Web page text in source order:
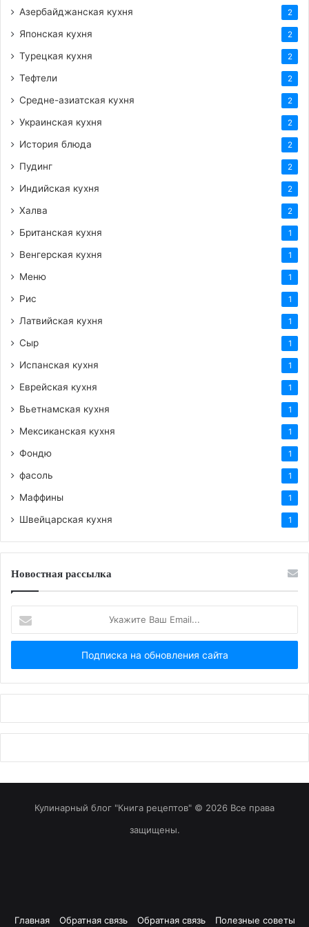
Азербайджанская кухня 2
Японская кухня 2
Турецкая кухня 2
Тефтели 2
Средне-азиатская кухня 2
Украинская кухня 2
История блюда 2
Пудинг 2
Индийская кухня 2
Халва 2
Британская кухня 1
Венгерская кухня 1
Меню 1
Рис 1
Латвийская кухня 1
Сыр 1
Испанская кухня 1
Еврейская кухня 1
Вьетнамская кухня 1
Мексиканская кухня 1
Фондю 1
фасоль 1
Маффины 1
Швейцарская кухня 1
Новостная рассылка
Ваш
Email...
Кулинарный блог "Книга рецептов" © 2026 Все права
защищены.
Главная Обратная связь Обратная связь Полезные советы